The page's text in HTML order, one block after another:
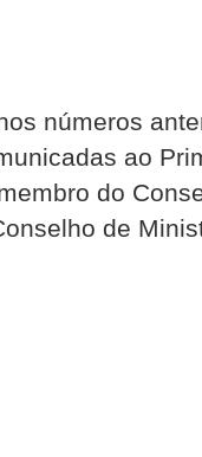
números
ao
do
de